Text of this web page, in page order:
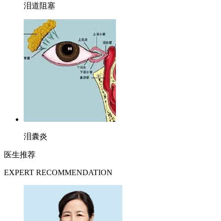
泪道阻塞
泪囊炎
医生推荐
EXPERT RECOMMENDATION